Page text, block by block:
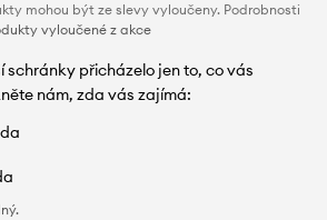
mohou být ze slevy vyloučeny. Podrobnosti
vyloučené z akce
schránky přicházelo jen to, co vás
nám, zda vás zajímá: